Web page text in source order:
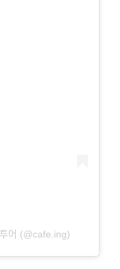
어 (@cafe.ing)